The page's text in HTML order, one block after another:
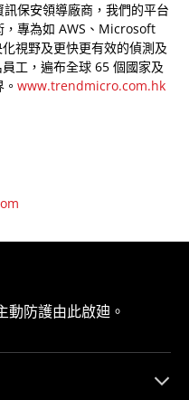
保安領導廠商，我們的平台
，專為如 AWS、Microsoft
視野及更快更有效的偵測及
工，遍布全球 65 個國家及
www.trendmicro.com.hk
防護由此啟廸。